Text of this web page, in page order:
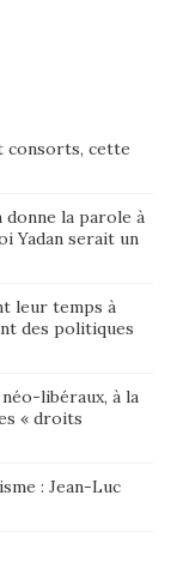
consorts, cette
donne la parole à
Yadan serait un
leur temps à
des politiques
libéraux, à la
« droits
: Jean-Luc